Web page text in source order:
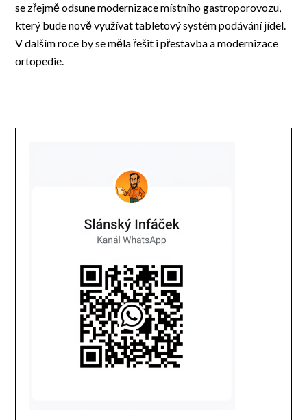
se zřejmě odsune modernizace místního gastroporovozu,
který bude nově využívat tabletový systém podávání jídel.
V dalším roce by se měla řešit i přestavba a modernizace
ortopedie.